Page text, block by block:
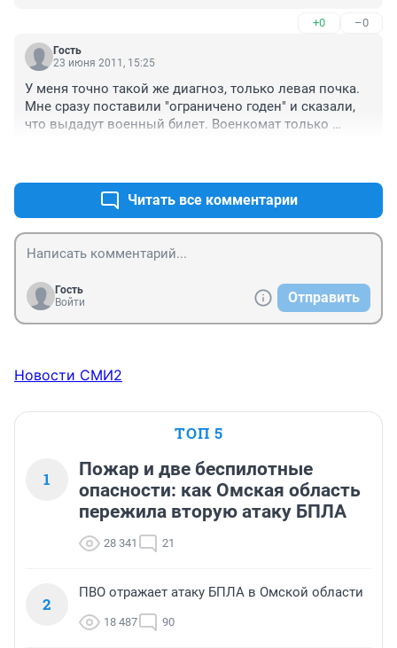
+0 –0
Гость
23 июня 2011, 15:25
У меня точно такой же диагноз, только левая почка.
Мне сразу поставили "ограничено годен" и сказали,
что выдадут военный билет. Военкомат только
Читать все комментарии
Гость
Войти
Отправить
Новости СМИ2
ТОП 5
1
Пожар и две беспилотные
опасности: как Омская область
пережила вторую атаку БПЛА
28 341 21
2
ПВО отражает атаку БПЛА в Омской области
18 487 90